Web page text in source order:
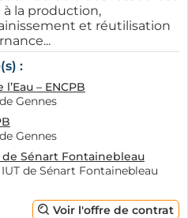
la production,
et réutilisation
:
– ENCPB
Gennes
Gennes
de Sénart Fontainebleau
de Sénart Fontainebleau
Voir l'offre de contrat